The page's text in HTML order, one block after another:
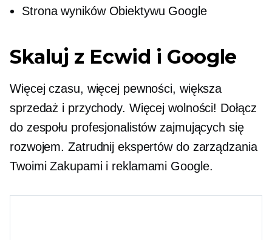
Strona wyników Obiektywu Google
Skaluj z Ecwid i Google
Więcej czasu, więcej pewności, większa
sprzedaż i przychody. Więcej wolności! Dołącz
do zespołu profesjonalistów zajmujących się
rozwojem. Zatrudnij ekspertów do zarządzania
Twoimi Zakupami i reklamami Google.